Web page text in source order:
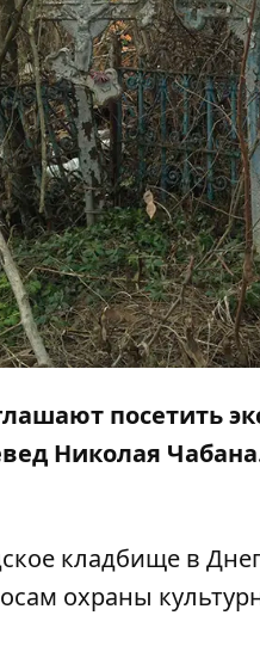
посетить
Николая
кладбище в
охраны